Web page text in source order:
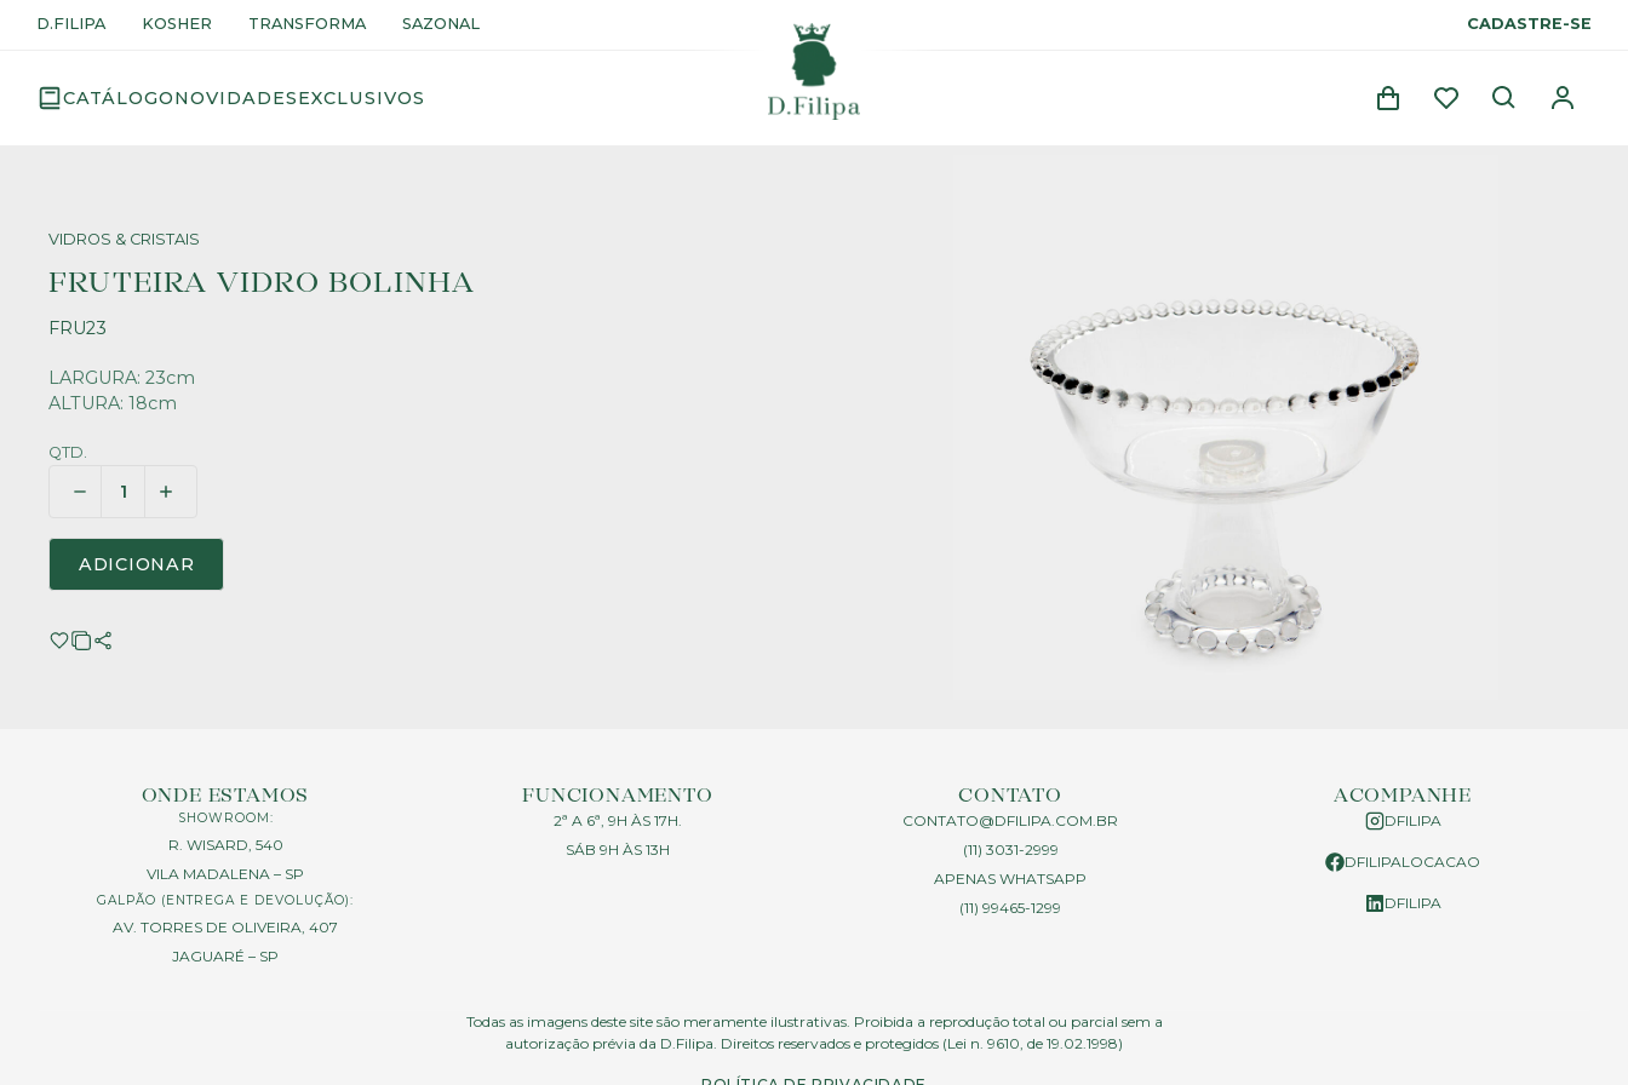
D.FILIPA KOSHER TRANSFORMA SAZONAL CADASTRE-SE
CATÁLOGONOVIDADESEXCLUSIVOS
VIDROS & CRISTAIS
FRUTEIRA VIDRO BOLINHA
FRU23
LARGURA: 23cm
ALTURA: 18cm
QTD.
ADICIONAR
ONDE ESTAMOS
SHOWROOM:
R. WISARD, 540
VILA MADALENA – SP
GALPÃO (ENTREGA E DEVOLUÇÃO):
AV. TORRES DE OLIVEIRA, 407
JAGUARÉ – SP
FUNCIONAMENTO
2ª A 6ª, 9H ÀS 17H.
SÁB 9H ÀS 13H
CONTATO
CONTATO@DFILIPA.COM.BR
(11) 3031-2999
APENAS WHATSAPP
(11) 99465-1299
ACOMPANHE
DFILIPA
DFILIPALOCACAO
DFILIPA
Todas as imagens deste site são meramente ilustrativas. Proibida a reprodução total ou parcial sem a
autorização prévia da D.Filipa. Direitos reservados e protegidos (Lei n. 9610, de 19.02.1998)